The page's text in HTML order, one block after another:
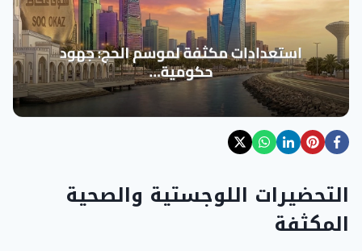
التحضيرات اللوجستية والصحية
المكثفة